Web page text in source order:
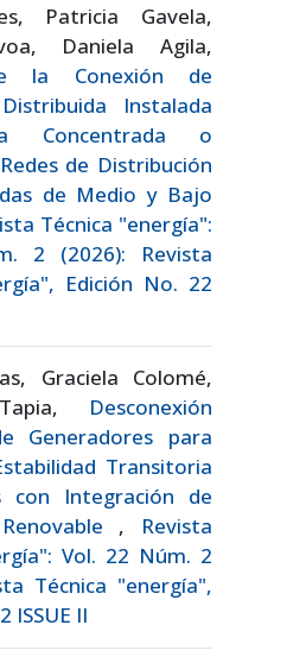
Patricia Gavela,
Daniela Agila,
la Conexión de
Instalada
Concentrada o
de Distribución
de Medio y Bajo
Técnica "energía":
2 (2026): Revista
Edición No. 22
Graciela Colomé,
Desconexión
Generadores para
Transitoria
con Integración de
, Revista
Vol. 22 Núm. 2
Técnica "energía",
ISSUE II